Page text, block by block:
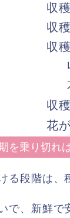
穫が
して
して
ベツ
ス
穫が
花が
を乗り切れ
る段階は、
で、新鮮